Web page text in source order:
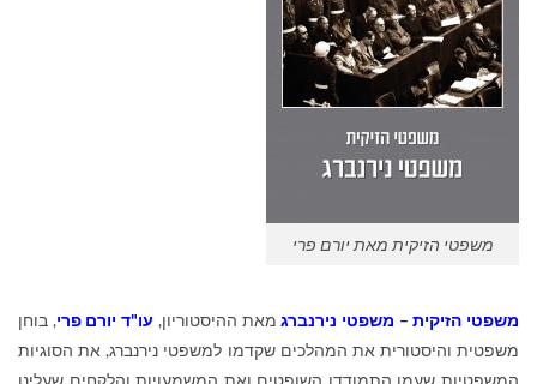
משפטי הזיקית מאת יורם פרי
משפטי הזיקית – משפטי נירנברגמאת ההיסטוריון, עו"ד יורם פרי, בוחן
משפטית והיסטורית את המהלכים שקדמו למשפטי נירנברג, את הסוגיות
המשפטיות שעמן התמודדו השופטים ואת המשמעויות והלקחים שעלינו